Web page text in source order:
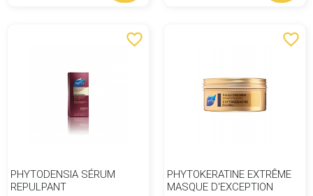
favorite_border
PHYTODENSIA SÉRUM
REPULPANT
favorite_border
PHYTOKERATINE EXTRÊME
MASQUE D'EXCEPTION